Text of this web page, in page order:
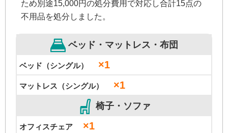
ため別途15,000円の処分費用で対応し合計15点の
不用品を処分しました。
ベッド・マットレス・布団
ベッド（シングル） ×1
マットレス（シングル） ×1
椅子・ソファ
オフィスチェア ×1